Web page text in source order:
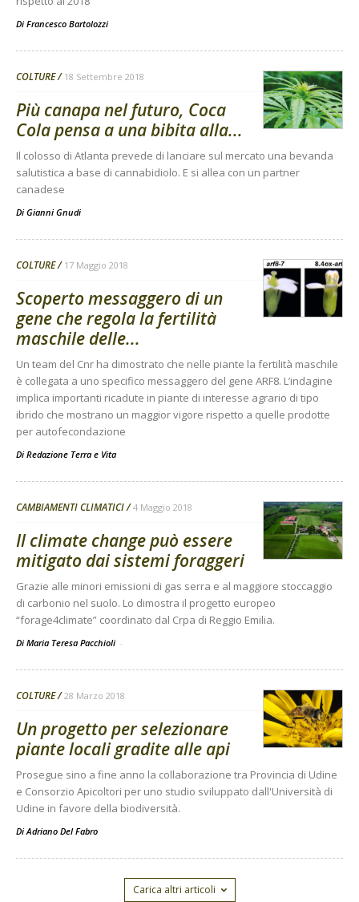
Di Francesco Bartolozzi
COLTURE 18 Settembre 2018
Più canapa nel futuro, Coca
Cola pensa a una bibita alla...
Il colosso di Atlanta prevede di lanciare sul mercato una bevanda
salutistica a base di cannabidiolo. E si allea con un partner
canadese
Di Gianni Gnudi
COLTURE 17 Maggio 2018
Scoperto messaggero di un
gene che regola la fertilità
maschile delle...
Un team del Cnr ha dimostrato che nelle piante la fertilità maschile
è collegata a uno specifico messaggero del gene ARF8. L’indagine
implica importanti ricadute in piante di interesse agrario di tipo
ibrido che mostrano un maggior vigore rispetto a quelle prodotte
per autofecondazione
Di Redazione Terra e Vita
CAMBIAMENTI CLIMATICI 4 Maggio 2018
Il climate change può essere
mitigato dai sistemi foraggeri
Grazie alle minori emissioni di gas serra e al maggiore stoccaggio
di carbonio nel suolo. Lo dimostra il progetto europeo
“forage4climate” coordinato dal Crpa di Reggio Emilia.
Di Maria Teresa Pacchioli -
COLTURE 28 Marzo 2018
Un progetto per selezionare
piante locali gradite alle api
Prosegue sino a fine anno la collaborazione tra Provincia di Udine
e Consorzio Apicoltori per uno studio sviluppato dall'Università di
Udine in favore della biodiversità.
DiAdriano Del Fabro
Carica altri articoli